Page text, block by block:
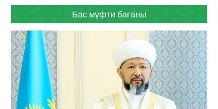
Бас мүфти бағаны